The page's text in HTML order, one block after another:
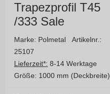
Trapezprofil T45
/333 Sale
Marke: Polmetal Artikelnr.:
25107
Lieferzeit*: 8-14 Werktage
Größe: 1000 mm (Deckbreite)